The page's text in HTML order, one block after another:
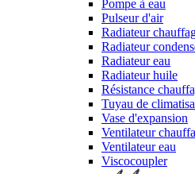
Pompe à eau
Pulseur d'air
Radiateur
Radiateur
Radiateur eau
Radiateur huile
Résistance
Tuyau de
Vase d'expansion
Ventilateur
Ventilateur eau
Viscocoupler